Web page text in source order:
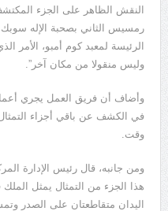
النقش الظاهر على الجزء
رمسيس الثاني بصحبة الإله سوبك
الرئيسة لمعبد كوم أمبو، الأمر
وليس منقولا من مكان آخر”.
وأضاف أن فريق العمل يجري
في الكشف عن باقي أجزاء
وقت.
ومن جانبه، قال رئيس الإدارة
هذا الجزء من التمثال يمثل الملك
اليدان متقاطعتان على الصدر